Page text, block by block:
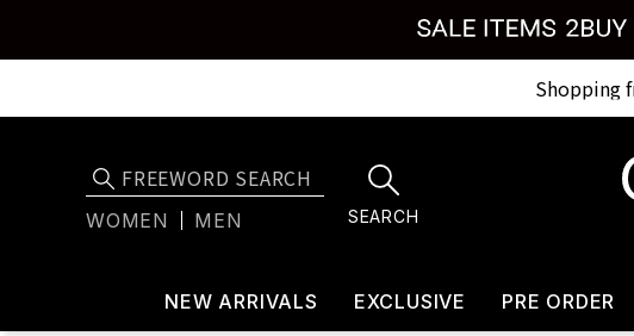
税込
Shopping
WOMEN MEN SEARCH
NEW ARRIVALS EXCLUSIVE PRE ORDER